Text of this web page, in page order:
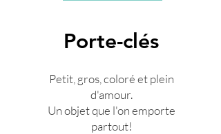
Porte-clés
Petit, gros, coloré et plein
d'amour.
Un objet que l'on emporte
partout!